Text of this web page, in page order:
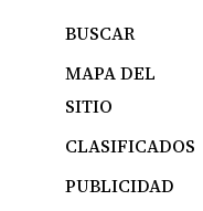
BUSCAR
MAPA DEL
SITIO
CLASIFICADOS
PUBLICIDAD